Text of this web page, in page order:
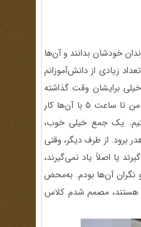
خودشان بدانند و آن‌ها
زیادی از دانش‌آموزانم
برایشان وقت گذاشته
بودم. با اینکه قبل از جنگ، ساعت تعطیلی مدرسه ساعت 1 بعدازظهر بود، ولی من تا ساعت 5 با آن‌ها کار
یک جمع خیلی خوب،
برود. از طرف دیگر، وقتی
یا اصلاً یاد نمی‌گیرند،
نگران آن‌ها بودم. به‌محض
هستند، مصمم شدم کلاس